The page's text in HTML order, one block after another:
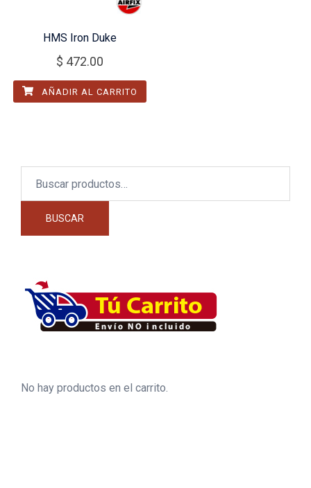
HMS Iron Duke
$ 472.00
AÑADIR AL CARRITO
BUSCAR
No hay productos en el carrito.